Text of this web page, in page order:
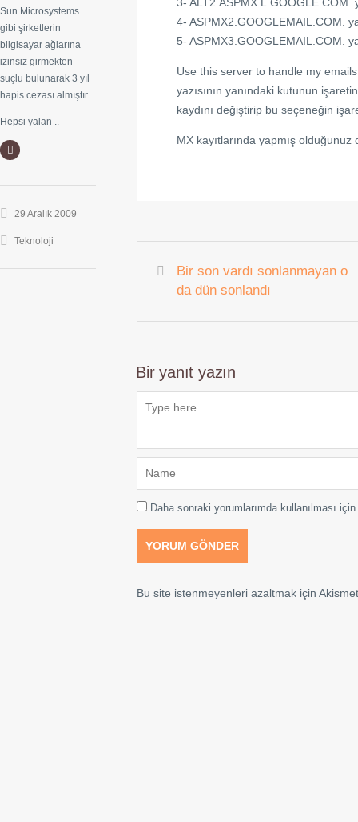
4- ASPMX2.GOOGLEMAIL.COM.
5- ASPMX3.GOOGLEMAIL.COM.
Use this server to handle my
yazısının yanındaki kutunun
kaydını değiştirip bu seçeneğin
MX kayıtlarında yapmış
Bir son vardı sonlanmayan o
da dün sonlandı
Bir yanıt yazın
Daha sonraki yorumlarımda kullanılması
Bu site istenmeyenleri azaltmak için
Sun Microsystems
gibi şirketlerin
bilgisayar ağlarına
izinsiz girmekten
suçlu bulunarak 3 yıl
hapis cezası almıştır.
Hepsi yalan ..
29 Aralık 2009
Teknoloji